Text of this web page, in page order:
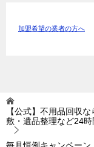
加盟希望の業者の方へ
【公式】不用品回収
敷・遺品整理など24時
毎月恒例キャンペーン